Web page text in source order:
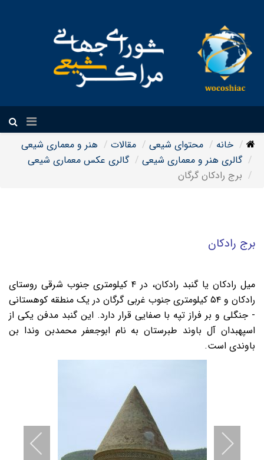
خانه محتوای شیعی مقالات
هنر و معماری شیعی
گالری هنر و معماری شیعی
گالری عکس معماری شیعی
برج رادکان گرگان
برج رادکان
میل رادکان یا گنبد رادکان، در ۴ کیلومتری جنوب شرقی روستای
رادکان و ۵۴ کیلومتری جنوب غربی گرگان در یک منطقه کوهستانی
- جنگلی و بر فراز تپه با صفایی قرار دارد. این گنبد مدفن یکی از
اسپهبدان آل باوند طبرستان به نام ابوجعفر محمدبن وندا بن
باوندی است.